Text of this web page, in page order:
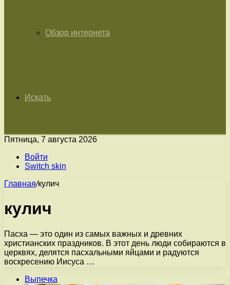
Обзор интернета
Искать
Пятница, 7 августа 2026
Войти
Switch skin
Главная/кулич
кулич
Пасха — это один из самых важных и древних
христианских праздников. В этот день люди собираются в
церквях, делятся пасхальными яйцами и радуются
воскресению Иисуса …
Выпечка